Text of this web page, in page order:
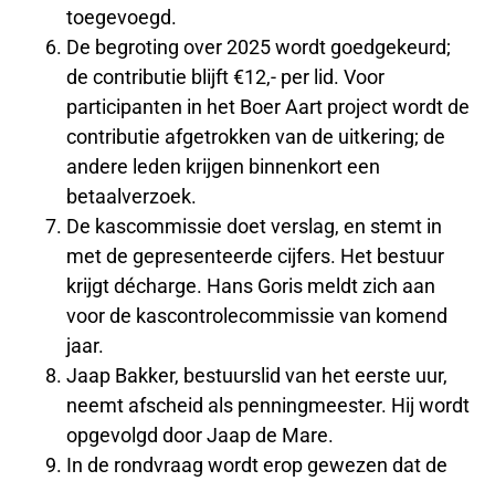
toegevoegd.
De begroting over 2025 wordt goedgekeurd;
de contributie blijft €12,- per lid. Voor
participanten in het Boer Aart project wordt de
contributie afgetrokken van de uitkering; de
andere leden krijgen binnenkort een
betaalverzoek.
De kascommissie doet verslag, en stemt in
met de gepresenteerde cijfers. Het bestuur
krijgt décharge. Hans Goris meldt zich aan
voor de kascontrolecommissie van komend
jaar.
Jaap Bakker, bestuurslid van het eerste uur,
neemt afscheid als penningmeester. Hij wordt
opgevolgd door Jaap de Mare.
In de rondvraag wordt erop gewezen dat de